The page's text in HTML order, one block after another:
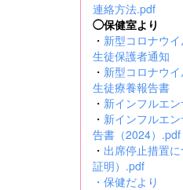
連絡方法.pdf
◯保健室より
・ 新型コロナウ
生徒保護者通知
・ 新型コロナウ
生徒療養報告書
・ 新インフルエ
・ 新インフルエ
告書（2024）.pdf
・ 出席停止措置
証明）.pdf
・ 保健だより